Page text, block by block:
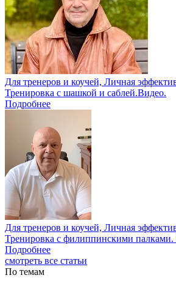
Для тренеров и коучей, Личная
Тренировка с шашкой и саблей.Видео.
Подробнее
Для тренеров и коучей, Личная
Тренировка с филиппинскими
Подробнее
смотреть все статьи
По темам